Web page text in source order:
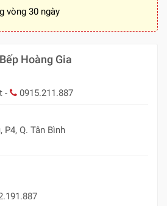
vòng 30 ngày
Hoàng Gia
-
0915.211.887
P4, Q. Tân Bình